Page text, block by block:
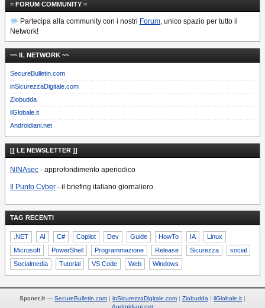
= FORUM COMMUNITY =
Partecipa alla community con i nostri Forum, unico spazio per tutto il
Network!
~~ IL NETWORK ~~
SecureBulletin.com
inSicurezzaDigitale.com
Ziobudda
ilGlobale.it
Androidiani.net
[[ LE NEWSLETTER ]]
NINAsec - approfondimento aperiodico
Il Punto Cyber - il briefing italiano giornaliero
TAG RECENTI
.NET AI C# Copilot Dev Guide HowTo IA
Linux
Microsoft
PowerShell Programmazione Release Sicurezza
social
Socialmedia
Tutorial VS Code Web Windows
Spcnet.it— SecureBulletin.com inSicurezzaDigitale.com Ziobudda
ilGlobale.it